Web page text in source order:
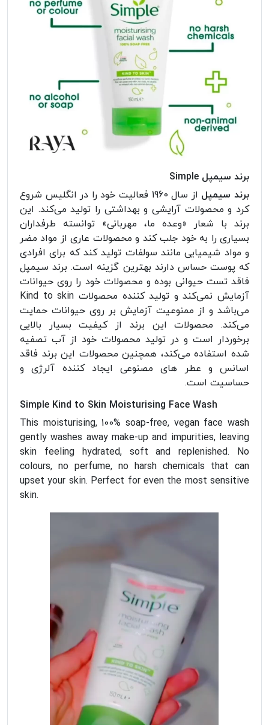
برند سیمپل Simple
برند سیمپل
از سال 1960 فعالیت خود را در انگلیس شروع
کرد و محصولات آرایشی و بهداشتی را تولید می‌کند. این
برند با شعار «وعده ما، مهربانی» توانسته طرفداران
بسیاری را به خود جلب کند و محصولات عاری از مواد مضر
و مواد شیمیایی مانند سولفات تولید کند که برای افرادی
که پوست حساس دارند بهترین گزینه است. برند سیمپل
فاقد تست حیوانی بوده و محصولات خود را روی حیوانات
آزمایش نمی‌کند و تولید کننده محصولات Kind to skin
می‌باشد و از ممنوعیت آزمایش بر روی حیوانات حمایت
می‌کند. محصولات این برند از کیفیت بسیار بالایی
برخوردار است و در تولید محصولات خود از آب تصفیه
شده استفاده می‌کند، همچنین محصولات این برند فاقد
اسانس و عطر های مصنوعی ایجاد کننده آلرژی و
حساسیت است.
Simple Kind to Skin Moisturising Face Wash
This moisturising, 100% soap-free, vegan face wash
gently washes away make-up and impurities, leaving
skin feeling hydrated, soft and replenished. No
colours, no perfume, no harsh chemicals that can
upset your skin. Perfect for even the most sensitive
skin.